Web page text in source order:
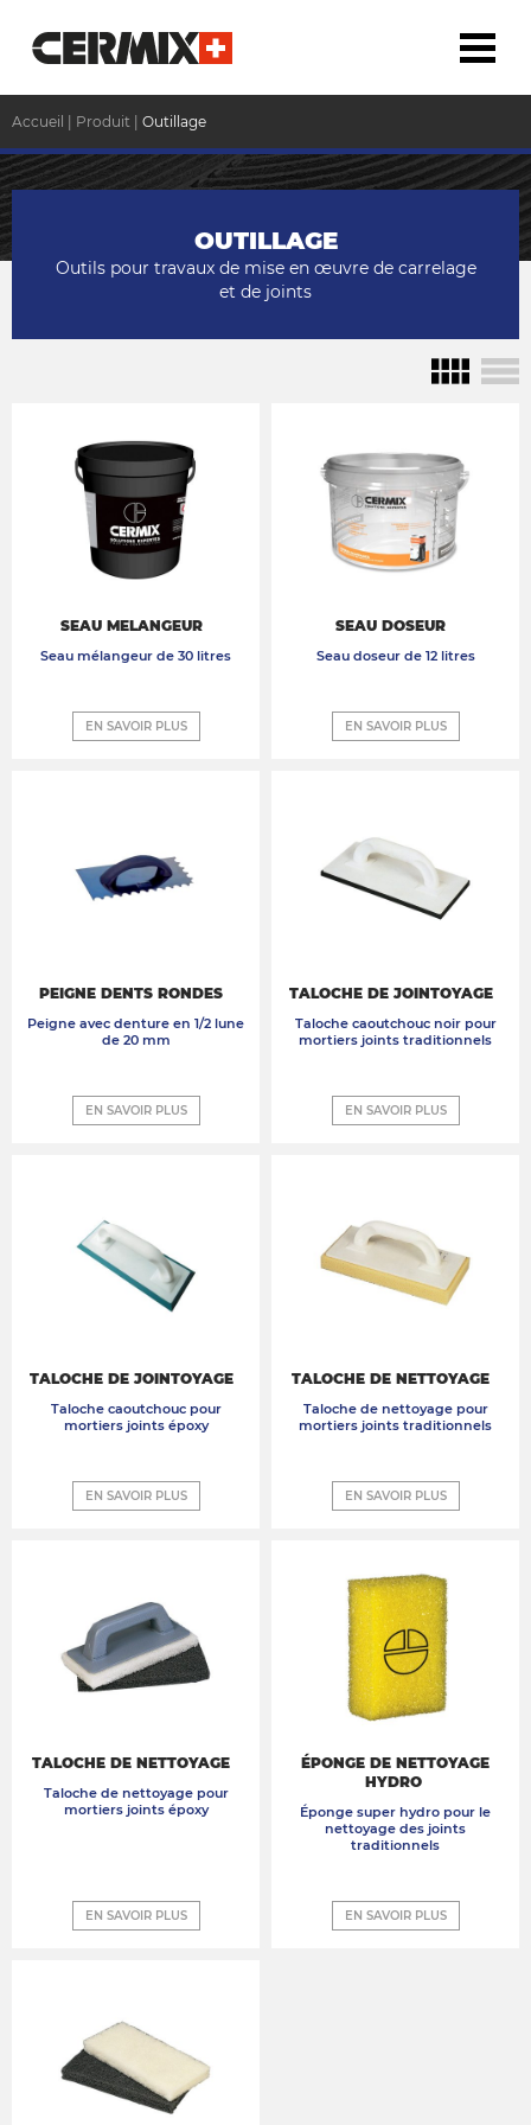
Accueil Produit Outillage
OUTILLAGE
Outils pour travaux de mise en œuvre de carrelage
et de joints
SEAU MELANGEUR
Seau mélangeur de 30 litres
EN SAVOIR PLUS
SEAU DOSEUR
Seau doseur de 12 litres
EN SAVOIR PLUS
PEIGNE DENTS RONDES
Peigne avec denture en 1/2 lune
de 20 mm
EN SAVOIR PLUS
TALOCHE DE JOINTOYAGE
Taloche caoutchouc noir pour
mortiers joints traditionnels
EN SAVOIR PLUS
TALOCHE DE JOINTOYAGE
Taloche caoutchouc pour
mortiers joints époxy
EN SAVOIR PLUS
TALOCHE DE NETTOYAGE
Taloche de nettoyage pour
mortiers joints traditionnels
EN SAVOIR PLUS
TALOCHE DE NETTOYAGE
Taloche de nettoyage pour
mortiers joints époxy
EN SAVOIR PLUS
ÉPONGE DE NETTOYAGE
HYDRO
Éponge super hydro pour le
nettoyage des joints
traditionnels
EN SAVOIR PLUS